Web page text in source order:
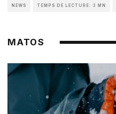
NEWS TEMPS DE LECTURE: 3 MN
MATOS